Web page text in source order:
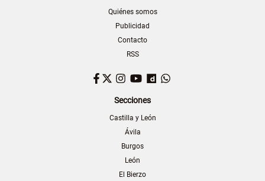
Quiénes somos
Publicidad
Contacto
RSS
Facebook
TwitterInstagram
YouTubeDailymotion
Secciones
Castilla y León
Ávila
Burgos
León
El Bierzo